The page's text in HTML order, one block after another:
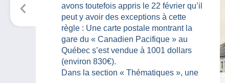
avons toutefois appris le 22 février qu’il
peut y avoir des exceptions à cette
règle : Une carte postale montrant la
gare du « Canadien Pacifique » au
Québec s’est vendue à 1001 dollars
(environ 830€).
Dans la section « Thématiques », une